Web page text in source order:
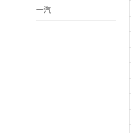
一汽